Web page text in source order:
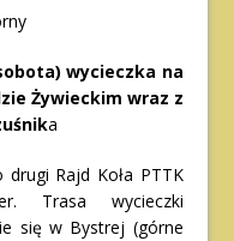
wycieczka na
Żywieckim wraz z
a
drugi Rajd Koła PTTK
Trasa wycieczki
się w Bystrej (górne